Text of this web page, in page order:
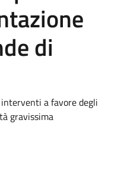
di
a favore degli
gravissima